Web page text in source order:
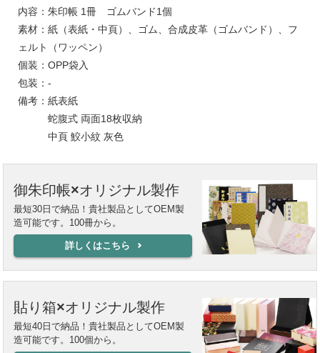
内容：朱印帳 1冊 ゴムバンド1個
素材：紙（表紙・中頁）、ゴム、合成皮革（ゴムバンド）、フ
ェルト（ワッペン）
個装：OPP袋入
包装：-
備考：紙表紙
蛇腹式 両面18枚収納
中頁 鮫小紋 灰色
御朱印帳×オリジナル製作
最短30日で納品！貴社製品としてOEM製
造可能です。100冊から。
詳しくはこちら
貼り箱×オリジナル製作
最短40日で納品！貴社製品としてOEM製
造可能です。100個から。